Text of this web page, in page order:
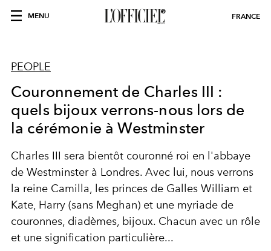
MENU FRANCE
PEOPLE
Couronnement de Charles III :
quels bijoux verrons-nous lors de
la cérémonie à Westminster
Charles III sera bientôt couronné roi en l'abbaye
de Westminster à Londres. Avec lui, nous verrons
la reine Camilla, les princes de Galles William et
Kate, Harry (sans Meghan) et une myriade de
couronnes, diadèmes, bijoux. Chacun avec un rôle
et une signification particulière...